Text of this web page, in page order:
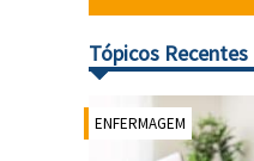
Tópicos Recentes
ENFERMAGEM